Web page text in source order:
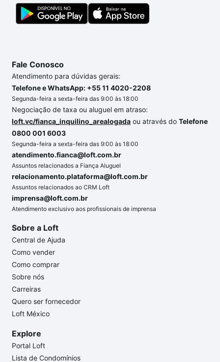
com segurança e conforto. Loft, com você até as
chaves.
Fale Conosco
Atendimento para dúvidas gerais:
Telefone e WhatsApp: +55 11 4020-2208
Segunda-feira a sexta-feira das 9:00 às 18:00
Negociação de taxa ou aluguel em atraso:
loft.vc/fianca_inquilino_arealogada ou através do Telefone
0800 001 6003
Segunda-feira a sexta-feira das 9:00 às 18:00
atendimento.fianca@loft.com.br
Assuntos relacionados a Fiança Aluguel
relacionamento.plataforma@loft.com.br
Assuntos relacionados ao CRM Loft
imprensa@loft.com.br
Atendimento exclusivo aos profissionais de imprensa
Sobre a Loft
Central de Ajuda
Como vender
Como comprar
Sobre nós
Carreiras
Quero ser fornecedor
Loft México
Explore
Portal Loft
Lista de Condomínios